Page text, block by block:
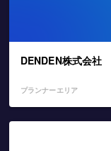
DENDEN株式会社
プランナーエリア